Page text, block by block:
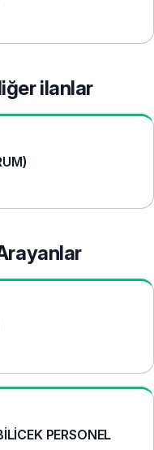
ilanlar
PERSONEL